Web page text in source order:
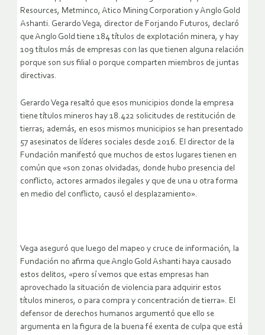
Resources, Metminco, Atico Mining Corporation y Anglo Gold
Ashanti. Gerardo Vega, director de Forjando Futuros, declaró
que Anglo Gold tiene 184 títulos de explotación minera, y hay
109 títulos más de empresas con las que tienen alguna relación
porque son sus filial o porque comparten miembros de juntas
directivas.
Gerardo Vega resaltó que esos municipios donde la empresa
tiene títulos mineros hay 18.422 solicitudes de restitución de
tierras; además, en esos mismos municipios se han presentado
57 asesinatos de líderes sociales desde 2016. El director de la
Fundación manifestó que muchos de estos lugares tienen en
común que «son zonas olvidadas, donde hubo presencia del
conflicto, actores armados ilegales y que de una u otra forma
en medio del conflicto, causó el desplazamiento».
Vega aseguró que luego del mapeo y cruce de información, la
Fundación no afirma que Anglo Gold Ashanti haya causado
estos delitos, «pero sí vemos que estas empresas han
aprovechado la situación de violencia para adquirir estos
títulos mineros, o para compra y concentración de tierra». El
defensor de derechos humanos argumentó que ello se
argumenta en la figura de la buena fé exenta de culpa que está